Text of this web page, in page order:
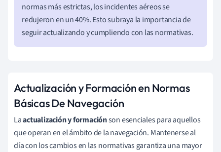
normas más estrictas, los incidentes aéreos se
redujeron en un 40%. Esto subraya la importancia de
seguir actualizando y cumpliendo con las normativas.
Actualización y Formación en Normas
Básicas De Navegación
Laactualización y formaciónson esenciales para aquellos
que operan en el ámbito de la navegación. Mantenerse al
día con los cambios en las normativas garantiza una mayor